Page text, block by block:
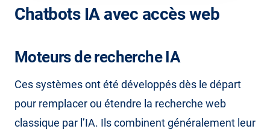
Chatbots IA avec accès web
Moteurs de recherche IA
Ces systèmes ont été développés dès le départ
pour remplacer ou étendre la recherche web
classique par l’IA. Ils combinent généralement leur